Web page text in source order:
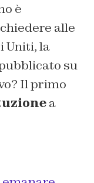
è
alle
Uniti, la
su
Il primo
a